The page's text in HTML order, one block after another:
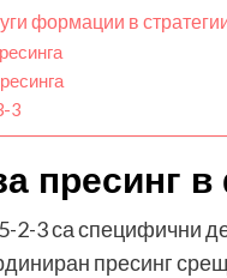
формации в
3
пресинг
2-3 са специфични
пресинг